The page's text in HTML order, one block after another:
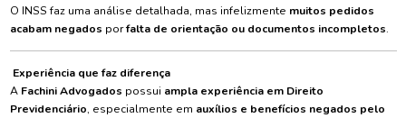
O INSS faz uma análise detalhada, mas infelizmente muitos pedidos
acabam negados porfalta de orientação ou documentos incompletos.
Experiência que faz diferença
A Fachini Advogados possui ampla experiência em Direito
Previdenciário, especialmente em auxílios e benefícios negados pelo